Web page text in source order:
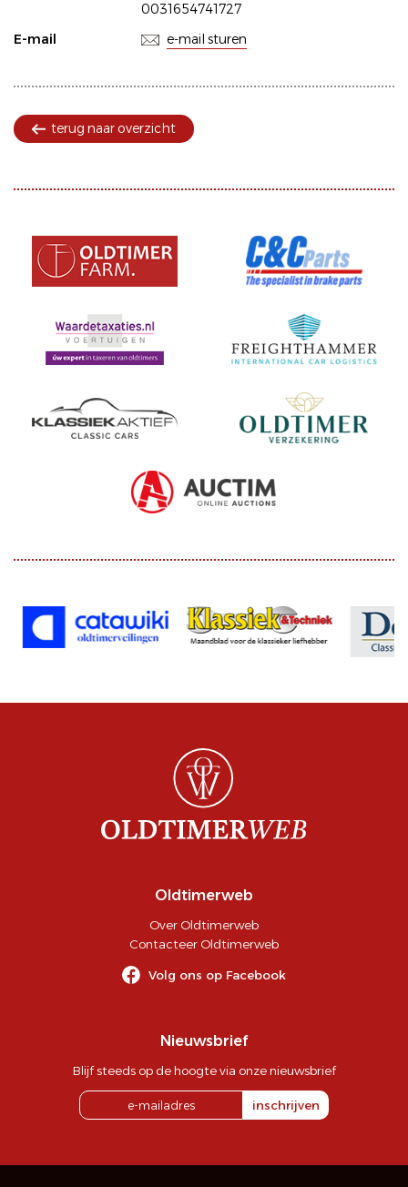
0031654741727
E-mail
e-mail sturen
terug naar overzicht
Oldtimerweb
Over Oldtimerweb
Contacteer Oldtimerweb
Volg ons op Facebook
Nieuwsbrief
Blijf steeds op de hoogte via onze nieuwsbrief
inschrijven